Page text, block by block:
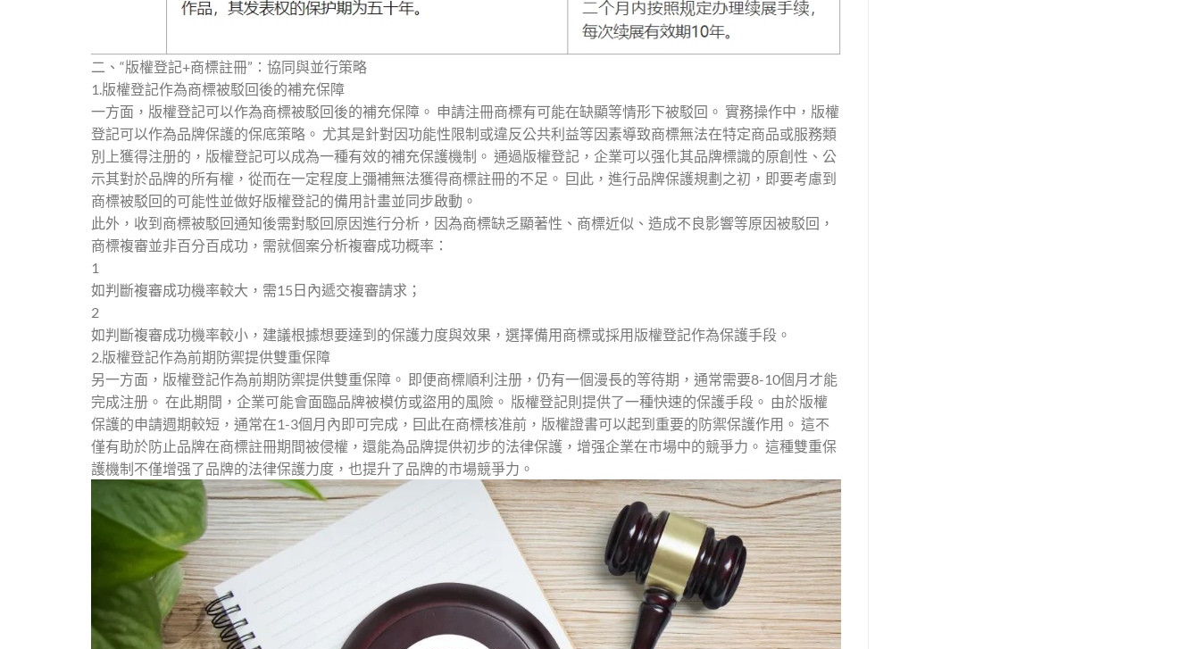
二、“版權登記+商標註冊”：協同與並行策略
1.版權登記作為商標被駁回後的補充保障
一方面，版權登記可以作為商標被駁回後的補充保障。 申請注冊商標有可能在缺顯等情形下被駁回。 實務操作中，版權
登記可以作為品牌保護的保底策略。 尤其是針對因功能性限制或違反公共利益等因素導致商標無法在特定商品或服務類
別上獲得注册的，版權登記可以成為一種有效的補充保護機制。 通過版權登記，企業可以强化其品牌標識的原創性、公
示其對於品牌的所有權，從而在一定程度上彌補無法獲得商標註冊的不足。 囙此，進行品牌保護規劃之初，即要考慮到
商標被駁回的可能性並做好版權登記的備用計畫並同步啟動。
此外，收到商標被駁回通知後需對駁回原因進行分析，因為商標缺乏顯著性、商標近似、造成不良影響等原因被駁回，
商標複審並非百分百成功，需就個案分析複審成功概率：
1
如判斷複審成功機率較大，需15日內遞交複審請求；
2
如判斷複審成功機率較小，建議根據想要達到的保護力度與效果，選擇備用商標或採用版權登記作為保護手段。
2.版權登記作為前期防禦提供雙重保障
另一方面，版權登記作為前期防禦提供雙重保障。 即便商標順利注册，仍有一個漫長的等待期，通常需要8-10個月才能
完成注册。 在此期間，企業可能會面臨品牌被模仿或盜用的風險。 版權登記則提供了一種快速的保護手段。 由於版權
保護的申請週期較短，通常在1-3個月內即可完成，囙此在商標核准前，版權證書可以起到重要的防禦保護作用。 這不
僅有助於防止品牌在商標註冊期間被侵權，還能為品牌提供初步的法律保護，增强企業在市場中的競爭力。 這種雙重保
護機制不僅增强了品牌的法律保護力度，也提升了品牌的市場競爭力。